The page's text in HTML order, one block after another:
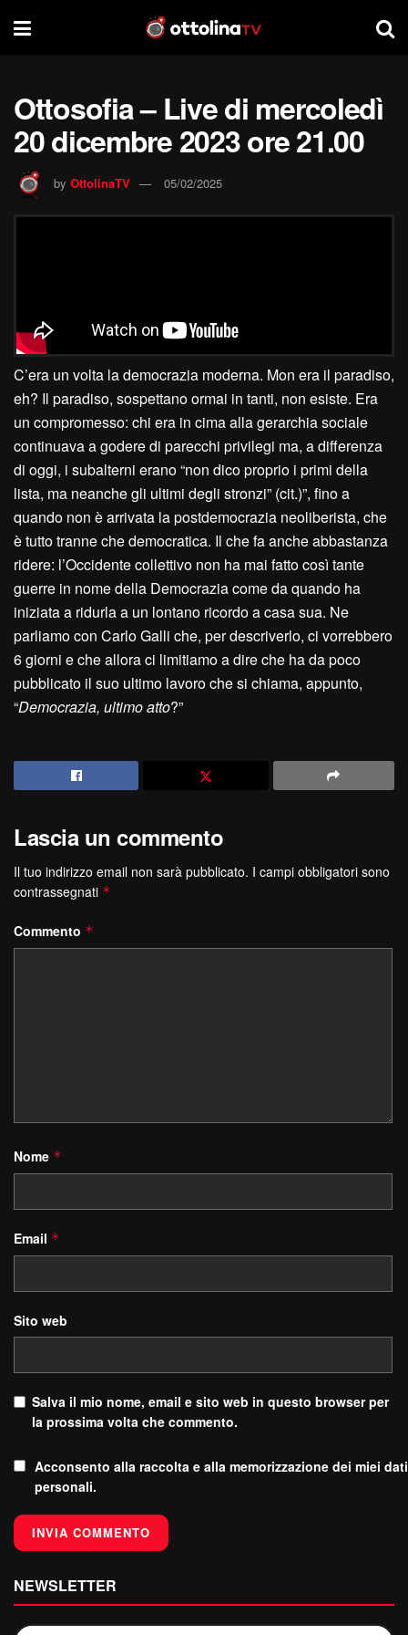
Ottosofia – Live di mercoledì
20 dicembre 2023 ore 21.00
by OttolinaTV 05/02/2025
C’era un volta la democrazia moderna. Mon era il paradiso,
eh? Il paradiso, sospettano ormai in tanti, non esiste. Era
un compromesso: chi era in cima alla gerarchia sociale
continuava a godere di parecchi privilegi ma, a differenza
di oggi, i subalterni erano “non dico proprio i primi della
lista, ma neanche gli ultimi degli stronzi” (cit.)”, fino a
quando non è arrivata la postdemocrazia neoliberista, che
è tutto tranne che democratica. Il che fa anche abbastanza
ridere: l’Occidente collettivo non ha mai fatto così tante
guerre in nome della Democrazia come da quando ha
iniziata a ridurla a un lontano ricordo a casa sua. Ne
parliamo con Carlo Galli che, per descriverlo, ci vorrebbero
6 giorni e che allora ci limitiamo a dire che ha da poco
pubblicato il suo ultimo lavoro che si chiama, appunto,
“Democrazia, ultimo atto?”
Lascia un commento
Il tuo indirizzo email non sarà pubblicato. I campi obbligatori sono
contrassegnati *
Commento *
Nome *
Email *
Sito web
Salva il mio nome, email e sito web in questo browser per
la prossima volta che commento.
Acconsento alla raccolta e alla memorizzazione dei miei dati
personali.
NEWSLETTER